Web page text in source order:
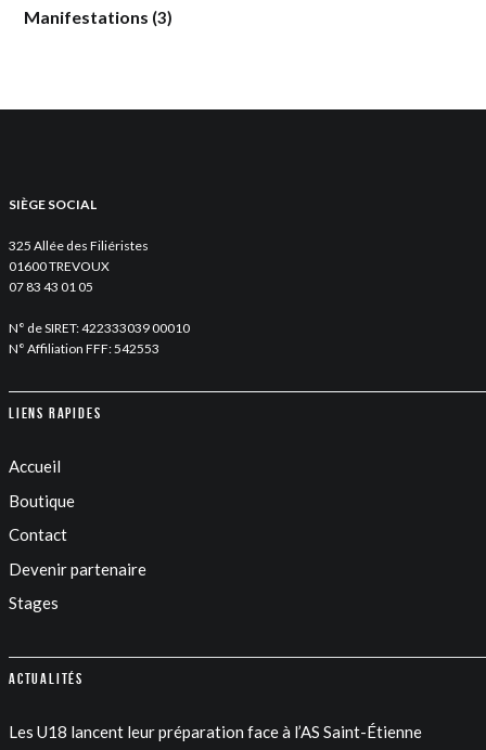
Manifestations (3)
SIÈGE SOCIAL
325 Allée des Filiéristes
01600 TREVOUX
07 83 43 01 05
N° de SIRET: 422333039 00010
N° Affiliation FFF: 542553
Liens rapides
Accueil
Boutique
Contact
Devenir partenaire
Stages
Actualités
Les U18 lancent leur préparation face à l’AS Saint-Étienne